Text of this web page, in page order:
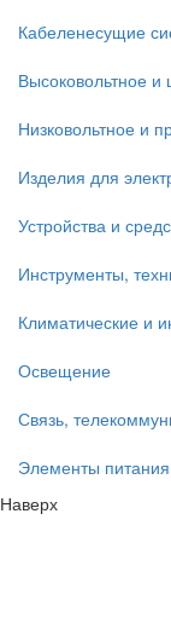
Кабеленесущие
Высоковольтное
Низковольтное и
Изделия для
Устройства и
Инструменты,
Климатические и
Освещение
Связь,
Элементы питания
Наверх